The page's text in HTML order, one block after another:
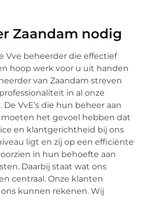
Zaandam nodig
Vve beheerder die effectief
hoop werk voor u uit handen
van Zaandam streven
in al onze
VvE’s die hun beheer aan
het gevoel hebben dat
en klantgerichtheid bij ons
ligt en zij op een efficiënte
in hun behoefte aan
Daarbij staat wat ons
centraal. Onze klanten
kunnen rekenen. Wij